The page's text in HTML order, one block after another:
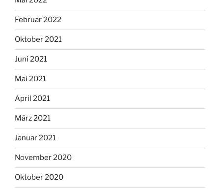
Februar 2022
Oktober 2021
Juni 2021
Mai 2021
April 2021
März 2021
Januar 2021
November 2020
Oktober 2020